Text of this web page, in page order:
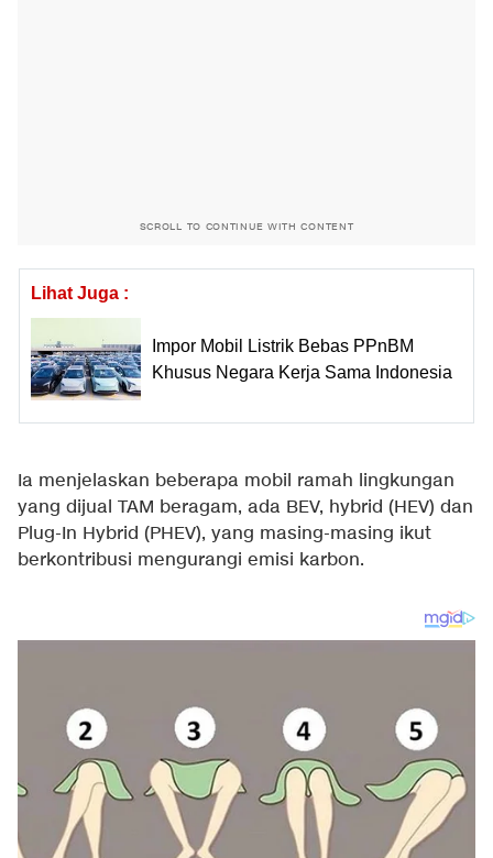
SCROLL TO CONTINUE WITH CONTENT
Lihat Juga :
Impor Mobil Listrik Bebas PPnBM
Khusus Negara Kerja Sama Indonesia
Ia menjelaskan beberapa mobil ramah lingkungan
yang dijual TAM beragam, ada BEV, hybrid (HEV) dan
Plug-In Hybrid (PHEV), yang masing-masing ikut
berkontribusi mengurangi emisi karbon.